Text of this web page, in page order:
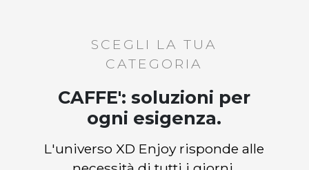
SCEGLI LA TUA
CATEGORIA
CAFFE': soluzioni per
ogni esigenza.
L'universo XD Enjoy risponde alle